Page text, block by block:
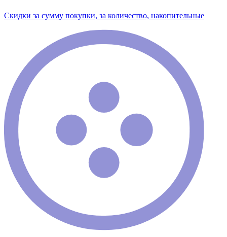
Скидки за сумму покупки, за количество, накопительные